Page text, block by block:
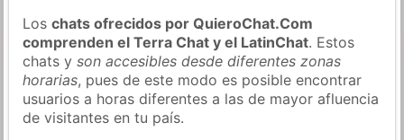
Loschats ofrecidos por QuieroChat.Com
comprenden el Terra Chat y el LatinChat. Estos
chats yson accesibles desde diferentes zonas
horarias, pues de este modo es posible encontrar
usuarios a horas diferentes a las de mayor afluencia
de visitantes en tu país.